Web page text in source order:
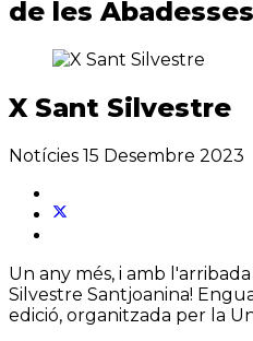
de les Abadesses
X Sant Silvestre
Notícies 15 Desembre 2023
Un any més, i amb
Silvestre Santjoanina!
edició, organitzada per la